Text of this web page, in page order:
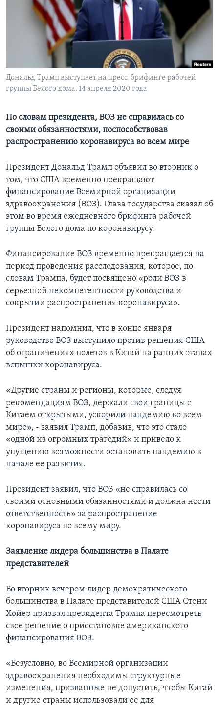
Learning English
СОЦИАЛЬНЫЕ СЕТИ
Языки
Дональд Трамп выступает на пресс-брифинге рабочей
группы Белого дома, 14 апреля 2020 года
По словам президента, ВОЗ не справилась со
своими обязанностями, поспособствовав
распространению коронавируса во всем мире
Президент Дональд Трамп объявил во вторник о
том, что США временно прекращают
финансирование Всемирной организации
здравоохранения (ВОЗ). Глава государства сказал об
этом во время ежедневного брифинга рабочей
группы Белого дома по коронавирусу.
Финансирование ВОЗ временно прекращается на
период проведения расследования, которое, по
словам Трампа, будет посвящено «роли ВОЗ в
серьезной некомпетентности руководства и
сокрытии распространения коронавируса».
Президент напомнил, что в конце января
руководство ВОЗ выступило против решения США
об ограничениях полетов в Китай на ранних этапах
вспышки коронавируса.
«Другие страны и регионы, которые, следуя
рекомендациям ВОЗ, держали свои границы с
Китаем открытыми, ускорили пандемию во всем
мире», - заявил Трамп, добавив, что это стало
«одной из огромных трагедий» и привело к
упущению возможности остановить пандемию в
начале ее развития.
Президент заявил, что ВОЗ «не справилась со
своими основными обязанностями и должна нести
ответственность» за распространение
коронавируса по всему миру.
Заявление лидера большинства в Палате
представителей
Во вторник вечером лидер демократического
большинства в Палате представителей США Стени
Хойер призвал президента Трампа пересмотреть
свое решение о приостановке американского
финансирования ВОЗ.
«Безусловно, во Всемирной организации
здравоохранения необходимы структурные
изменения, призванные не допустить, чтобы Китай
и другие страны использовали ее для